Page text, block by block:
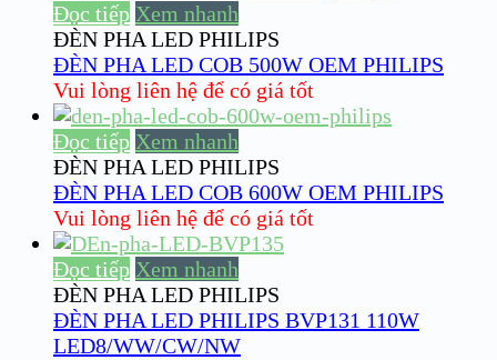
Đọc tiếp Xem nhanh
ĐÈN PHA LED PHILIPS
ĐÈN PHA LED COB 500W OEM PHILIPS
Vui lòng liên hệ để có giá tốt
Đọc tiếp Xem nhanh
ĐÈN PHA LED PHILIPS
ĐÈN PHA LED COB 600W OEM PHILIPS
Vui lòng liên hệ để có giá tốt
Đọc tiếp Xem nhanh
ĐÈN PHA LED PHILIPS
ĐÈN PHA LED PHILIPS BVP131 110W
LED8/WW/CW/NW